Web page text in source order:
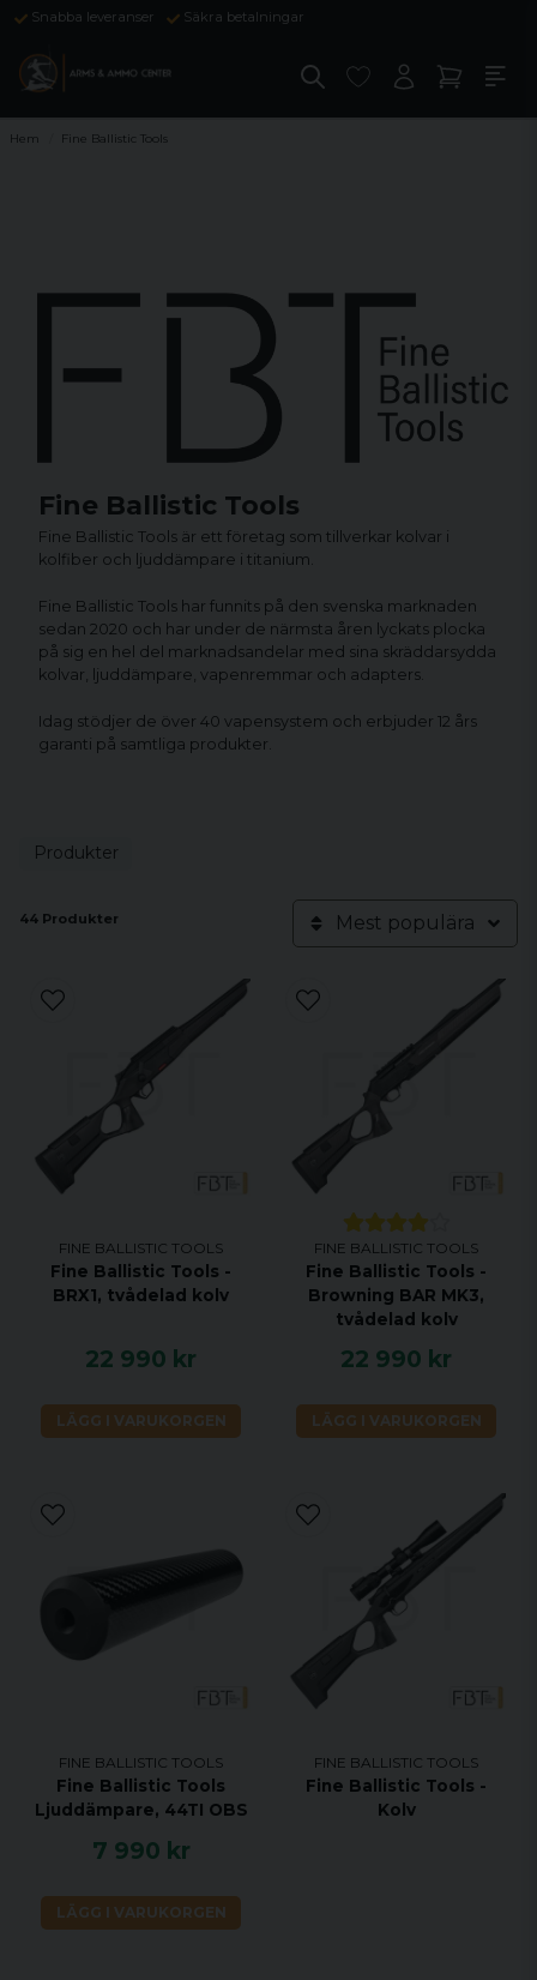
Snabba leveranser Säkra betalningar
Hem Fine Ballistic Tools
Fine Ballistic Tools
Fine Ballistic Tools är ett företag som tillverkar kolvar i
kolfiber och ljuddämpare i titanium.
Fine Ballistic Tools har funnits på den svenska marknaden
sedan 2020 och har under de närmsta åren lyckats plocka
på sig en hel del marknadsandelar med sina skräddarsydda
kolvar, ljuddämpare, vapenremmar och adapters.
Idag stödjer de över 40 vapensystem och erbjuder 12 års
garanti på samtliga produkter.
Produkter
44 Produkter Mest populära
FINE BALLISTIC TOOLS
Fine Ballistic Tools -
BRX1, tvådelad kolv
22 990 kr
LÄGG I VARUKORGEN
FINE BALLISTIC TOOLS
Fine Ballistic Tools -
Browning BAR MK3,
tvådelad kolv
22 990 kr
LÄGG I VARUKORGEN
FINE BALLISTIC TOOLS
Fine Ballistic Tools
Ljuddämpare, 44TI OBS
7 990 kr
LÄGG I VARUKORGEN
FINE BALLISTIC TOOLS
Fine Ballistic Tools -
Kolv